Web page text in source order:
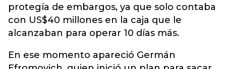
protegía de embargos, ya que solo contaba
con US$40 millones en la caja que le
alcanzaban para operar 10 días más.
En ese momento apareció Germán